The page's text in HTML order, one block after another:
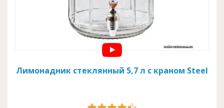
Лимонадник стеклянный 5,7 л с краном Steel